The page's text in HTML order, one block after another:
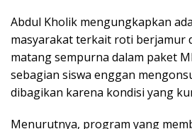
Abdul Kholik mengungkapkan
masyarakat terkait roti berjamur
matang sempurna dalam paket
sebagian siswa enggan
dibagikan karena kondisi yang
Menurutnya, program yang